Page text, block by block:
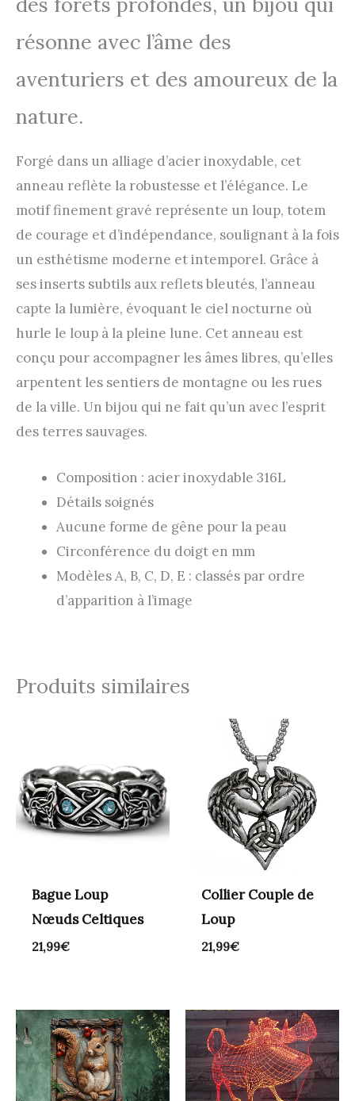
résonne avec l’âme des
aventuriers et des amoureux de la
nature.
Forgé dans un alliage d’acier inoxydable, cet
anneau reflète la robustesse et l’élégance. Le
motif finement gravé représente un loup, totem
de courage et d’indépendance, soulignant à la fois
un esthétisme moderne et intemporel. Grâce à
ses inserts subtils aux reflets bleutés, l’anneau
capte la lumière, évoquant le ciel nocturne où
hurle le loup à la pleine lune. Cet anneau est
conçu pour accompagner les âmes libres, qu’elles
arpentent les sentiers de montagne ou les rues
de la ville. Un bijou qui ne fait qu’un avec l’esprit
des terres sauvages.
Composition : acier inoxydable 316L
Détails soignés
Aucune forme de gêne pour la peau
Circonférence du doigt en mm
Modèles A, B, C, D, E : classés par ordre
d’apparition à l’image
Produits similaires
Bague Loup
Nœuds Celtiques
21,99€
Collier Couple de
Loup
21,99€
Plage
de
prix :
43,99€
à
71,99€